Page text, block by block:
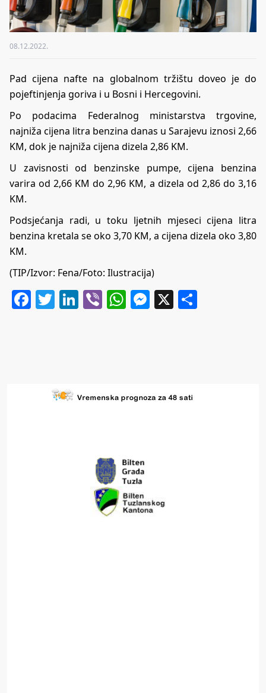
08.12.2022.
Pad cijena nafte na globalnom tržištu doveo je do
pojeftinjenja goriva i u Bosni i Hercegovini.
Po podacima Federalnog ministarstva trgovine,
najniža cijena litra benzina danas u Sarajevu iznosi 2,66
KM, dok je najniža cijena dizela 2,86 KM.
U zavisnosti od benzinske pumpe, cijena benzina
varira od 2,66 KM do 2,96 KM, a dizela od 2,86 do 3,16
KM.
Podsjećanja radi, u toku ljetnih mjeseci cijena litra
benzina kretala se oko 3,70 KM, a cijena dizela oko 3,80
KM.
(TIP/Izvor: Fena/Foto: Ilustracija)
Facebook
Twitter
LinkedIn
ViberWhatsApp
Messenger
X